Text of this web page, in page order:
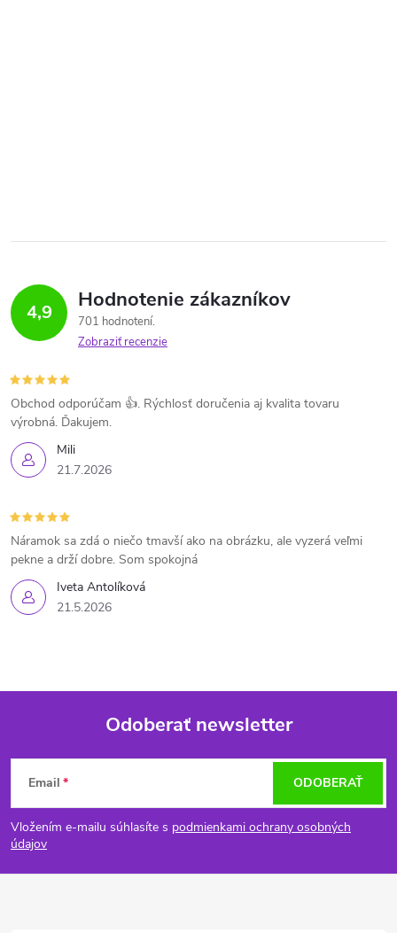
4,9 Hodnotenie zákazníkov
701 hodnotení
Zobraziť recenzie
Mili
21.7.2026
Obchod odporúčam 👍. Rýchlosť doručenia aj kvalita tovaru
výrobná. Ďakujem.
Iveta Antolíková
21.5.2026
Náramok sa zdá o niečo tmavší ako na obrázku, ale vyzerá veľmi
pekne a drží dobre. Som spokojná
Z
á
p
Odoberať newsletter
Email
Vložením e-mailu súhlasíte s podmienkami ochrany osobných
údajov
ODOBERAŤ